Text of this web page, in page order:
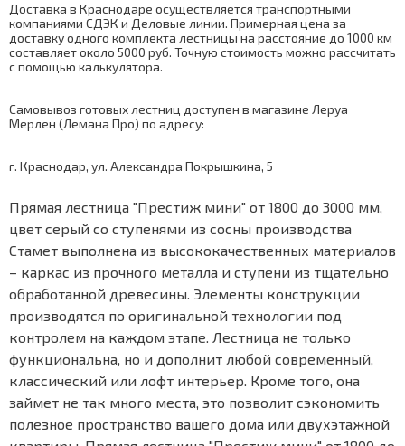
Доставка в Краснодаре осуществляется транспортными
компаниями СДЭК и Деловые линии. Примерная цена за
доставку одного комплекта лестницы на расстояние до 1000 км
составляет около 5000 руб. Точную стоимость можно рассчитать
с помощью калькулятора.
Самовывоз готовых лестниц доступен в магазине Леруа
Мерлен (Лемана Про) по адресу:
г. Краснодар, ул. Александра Покрышкина, 5
Прямая лестница "Престиж мини" от 1800 до 3000 мм,
цвет серый со ступенями из сосны производства
Стамет выполнена из высококачественных материалов
– каркас из прочного металла и ступени из тщательно
обработанной древесины. Элементы конструкции
производятся по оригинальной технологии под
контролем на каждом этапе. Лестница не только
функциональна, но и дополнит любой современный,
классический или лофт интерьер. Кроме того, она
займет не так много места, это позволит сэкономить
полезное пространство вашего дома или двухэтажной